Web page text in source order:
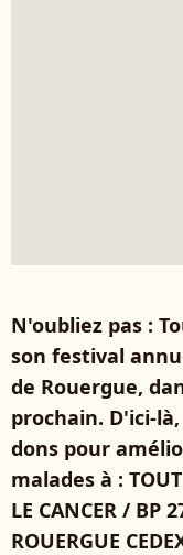
N'oubliez pas :
son festival
de Rouergue,
prochain. D'ici-
dons pour
malades à : TOUT
LE CANCER / BP
ROUERGUE